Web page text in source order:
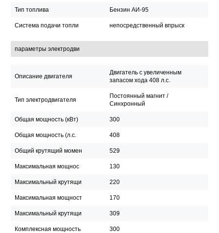
Тип топлива Бензин АИ-95
Система подачи топли непосредственный впрыск
параметры электродви
Описание двигателя
Двигатель с увеличенным
запасом хода 408 л.с.
Тип электродвигателя
Постоянный магнит /
Синхронный
Общая мощность (кВт) 300
Общая мощность (л.с. 408
Общий крутящий момен 529
Максимальная мощнос 130
Максимальный крутящи 220
Максимальная мощност 170
Максимальный крутящи 309
Комплексная мощность 300